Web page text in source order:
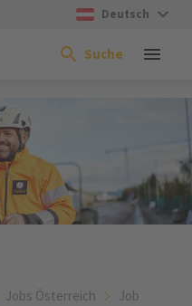
Deutsch
Suche
Jobs Österreich Job